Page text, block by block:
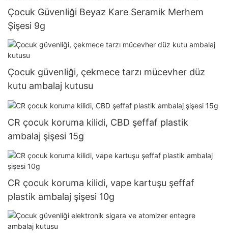
Çocuk Güvenliği Beyaz Kare Seramik Merhem
Şişesi 9g
Çocuk güvenliği, çekmece tarzı mücevher düz
kutu ambalaj kutusu
CR çocuk koruma kilidi, CBD şeffaf plastik
ambalaj şişesi 15g
CR çocuk koruma kilidi, vape kartuşu şeffaf
plastik ambalaj şişesi 10g